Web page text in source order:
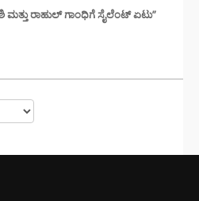
ಮತ್ತು ರಾಹುಲ್‌ ಗಾಂಧಿಗೆ ಸೈಲೆಂಟ್ ಏಟು”